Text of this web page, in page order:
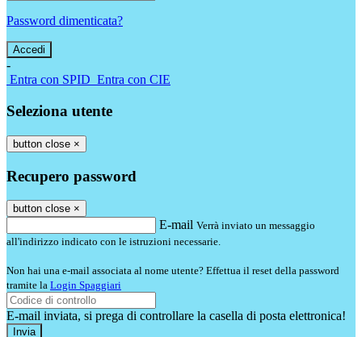
Password dimenticata?
-
Entra con SPID Entra con CIE
Seleziona utente
button close ×
Recupero password
button close ×
E-mail Verrà inviato un messaggio
all'indirizzo indicato con le istruzioni necessarie.
Non hai una e-mail associata al nome utente? Effettua il reset della password
tramite la Login Spaggiari
E-mail inviata, si prega di controllare la casella di posta elettronica!